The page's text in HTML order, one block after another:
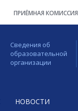
ПРИЁМНАЯ КОМИССИЯ
Сведения об
образовательной
организации
НОВОСТИ